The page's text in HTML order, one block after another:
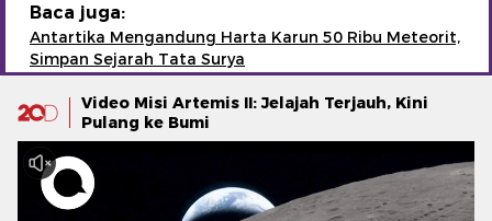
Baca juga:
Antartika Mengandung Harta Karun 50 Ribu Meteorit,
Simpan Sejarah Tata Surya
Video Misi Artemis II: Jelajah Terjauh, Kini
Pulang ke Bumi